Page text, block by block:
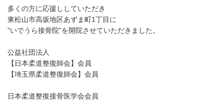
多くの方に応援ししていただき
東松山市高坂地区あずま町1丁目に
”いでうら接骨院”を開院させていただきました。
公益社団法人
【日本柔道整復師会】会員
【埼玉県柔道整復師会】会員
日本柔道整復接骨医学会会員